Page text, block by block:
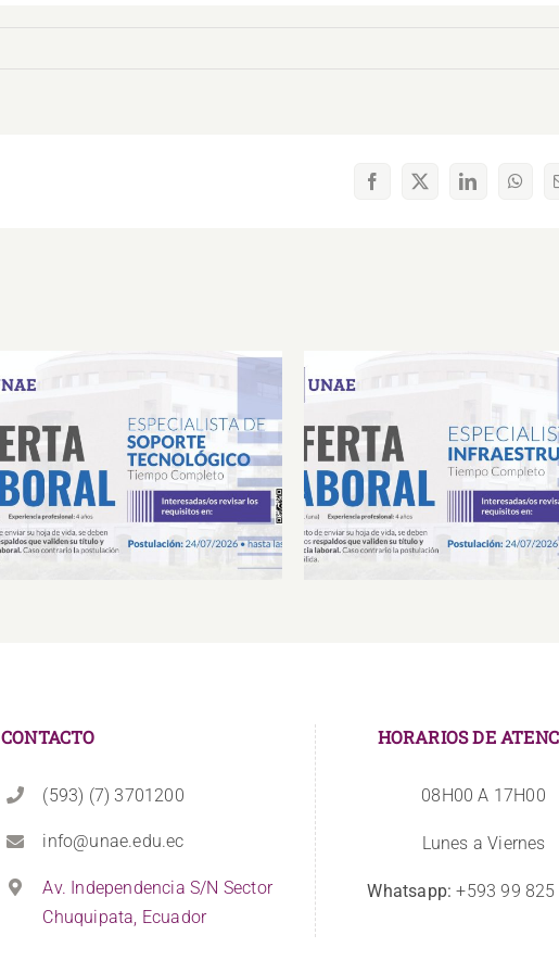
Facebook
X LinkedIn
Oferta Laboral Especialista de
Soporte Tecnológico
Oferta Laboral Especialista
Infraestructura
CONTACTO
(593) (7) 3701200
info@unae.edu.ec
Av. Independencia S/N Sector
Chuquipata, Ecuador
HORARIOS DE
08H00 A 17H00
Lunes a Viernes
Whatsapp: +593 99 825